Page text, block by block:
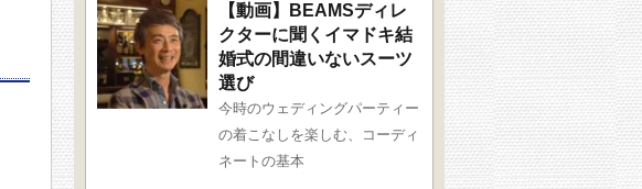
【動画】BEAMSディレ
クターに聞くイマドキ結
婚式の間違いないスーツ
選び
今時のウェディングパーティー
の着こなしを楽しむ、コーディ
ネートの基本